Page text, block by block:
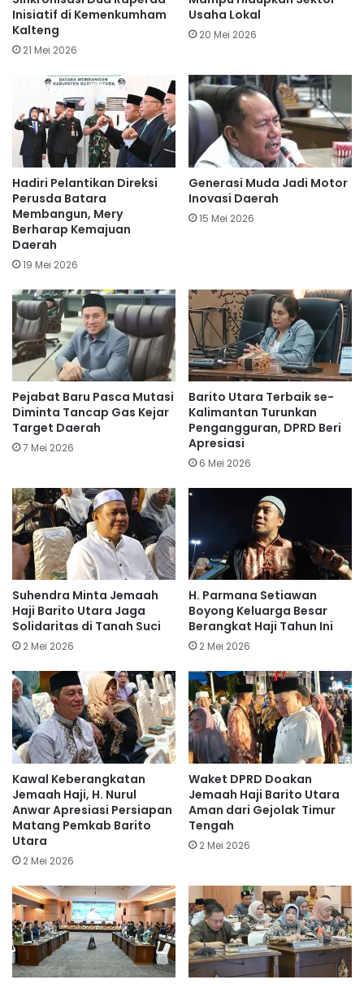
Inisiatif di Kemenkumham
Kalteng
21 Mei 2026
Usaha Lokal
20 Mei 2026
Hadiri Pelantikan Direksi
Perusda Batara
Membangun, Mery
Berharap Kemajuan
Daerah
19 Mei 2026
Generasi Muda Jadi Motor
Inovasi Daerah
15 Mei 2026
Pejabat Baru Pasca Mutasi
Diminta Tancap Gas Kejar
Target Daerah
7 Mei 2026
Barito Utara Terbaik se-
Kalimantan Turunkan
Pengangguran, DPRD Beri
Apresiasi
6 Mei 2026
Suhendra Minta Jemaah
Haji Barito Utara Jaga
Solidaritas di Tanah Suci
2 Mei 2026
H. Parmana Setiawan
Boyong Keluarga Besar
Berangkat Haji Tahun Ini
2 Mei 2026
Kawal Keberangkatan
Jemaah Haji, H. Nurul
Anwar Apresiasi Persiapan
Matang Pemkab Barito
Utara
2 Mei 2026
Waket DPRD Doakan
Jemaah Haji Barito Utara
Aman dari Gejolak Timur
Tengah
2 Mei 2026